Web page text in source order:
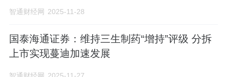
智通财经网 2025-11-28
国泰海通证券：维持三生制药“增持”评级 分拆
上市实现蔓迪加速发展
智通财经网 2025-11-27